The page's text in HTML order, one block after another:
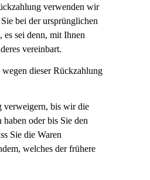
verwenden wir
bei der ursprünglichen
es sei denn, mit Ihnen
vereinbart.
dieser Rückzahlung
verweigern, bis wir die
haben oder bis Sie den
Sie die Waren
welches der frühere